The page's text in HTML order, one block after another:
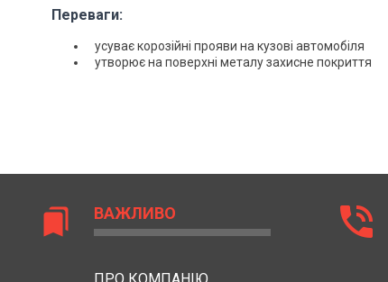
Переваги:
усуває корозійні прояви на кузові автомобіля
утворює на поверхні металу захисне покриття
bookmarks ВАЖЛИВО phone_in_talk